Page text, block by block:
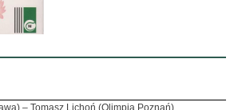
– Tomasz Lichoń (Olimpia Poznań)